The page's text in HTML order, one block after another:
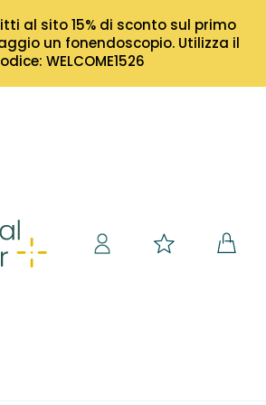
al sito 15% di sconto sul primo
un fonendoscopio. Utilizza il
WELCOME1526